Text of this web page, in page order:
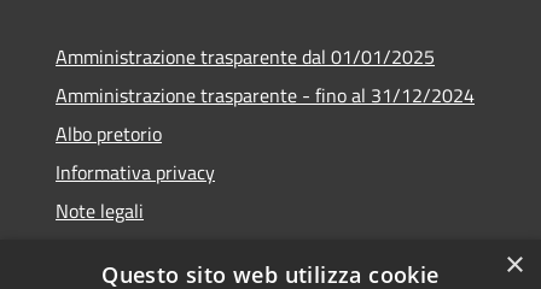
Amministrazione trasparente dal 01/01/2025
Amministrazione trasparente - fino al 31/12/2024
Albo pretorio
Informativa privacy
Note legali
×
Questo sito web utilizza cookie